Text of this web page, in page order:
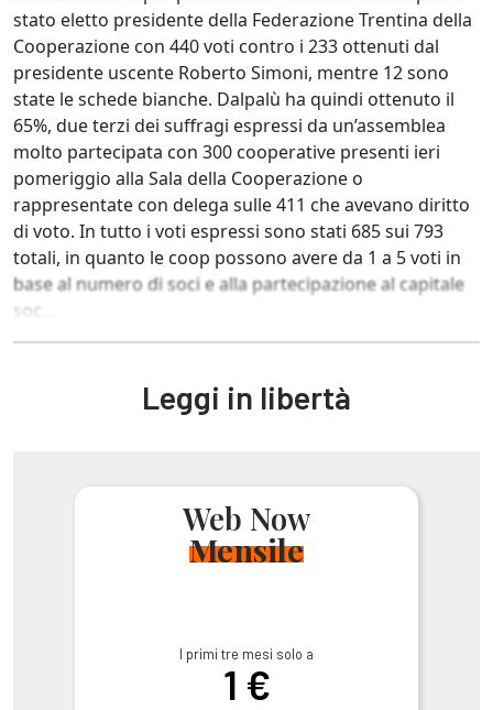
stato eletto presidente della Federazione Trentina della
Cooperazione con 440 voti contro i 233 ottenuti dal
presidente uscente Roberto Simoni, mentre 12 sono
state le schede bianche. Dalpalù ha quindi ottenuto il
65%, due terzi dei suffragi espressi da un’assemblea
molto partecipata con 300 cooperative presenti ieri
pomeriggio alla Sala della Cooperazione o
rappresentate con delega sulle 411 che avevano diritto
di voto. In tutto i voti espressi sono stati 685 sui 793
totali, in quanto le coop possono avere da 1 a 5 voti in
base al numero di soci e alla partecipazione al capitale
soc...
Leggi in libertà
Web Now
Mensile
I primi tre mesi solo a
1 €